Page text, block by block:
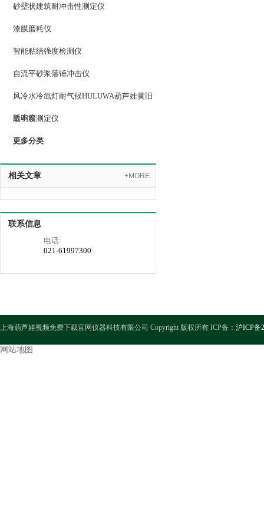
砂壁状建筑耐冲击性测定仪
漆膜磨耗仪
智能粘结强度检测仪
自流平砂浆落锤冲击仪
风冷水冷氙灯耐气候HULUWA葫芦娃黄旧
版本箱
透明度测定仪
更多分类
相关文章 +MORE
联系信息
电话:
021-61997300
上海葫芦娃视频免费下载官网仪器科技有限公司 Copyright 版权所有 ICP备： 沪ICP备
网站地图